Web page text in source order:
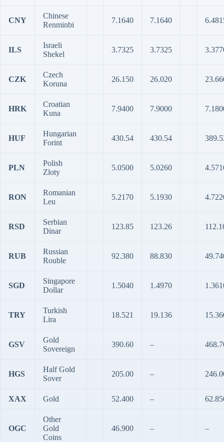
CNY
Chinese
Renminbi
7.1640 7.1640
ILS
Israeli
Shekel
3.7325 3.7325
CZK
Czech
Koruna
26.150 26.020
HRK
Croatian
Kuna
7.9400 7.9000
HUF
Hungarian
Forint
430.54 430.54
PLN
Polish
Zloty
5.0500 5.0260
RON
Romanian
Leu
5.2170 5.1930
RSD
Serbian
Dinar
123.85 123.26
RUB
Russian
Rouble
92.380 88.830
SGD
Singapore
Dollar
1.5040 1.4970
TRY
Turkish
Lira
18.521 19.136
GSV
Gold
Sovereign
390.60 –
HGS
Half Gold
Sover
205.00 –
XAX Gold 52.400 –
OGC
Other
Gold
Coins
46.900 – –